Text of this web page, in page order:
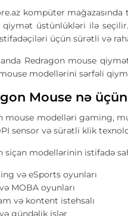
kompüter mağazasında
qiymət üstünlükləri ilə
üçün sürətli və
Redragon mouse
modellərini sərfəli
Mouse nə
mouse modelləri gaming,
sensor və sürətli klik
siçan modellərinin istifadə
və eSports oyunları
MOBA oyunları
və kontent istehsalı
gündəlik işlər